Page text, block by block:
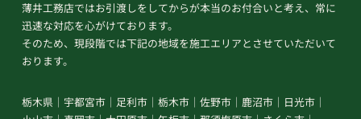
薄井工務店ではお引渡しをしてからが本当のお付合いと考え、常に
迅速な対応を心がけております。
そのため、現段階では下記の地域を施工エリアとさせていただいて
おります。
栃木県 宇都宮市 足利市 栃木市 佐野市 鹿沼市
日光市